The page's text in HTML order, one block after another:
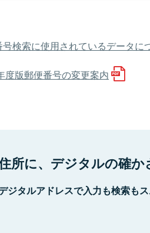
検索に使用されているデータに
度版郵便番号の変更案内
所に、デジタルの確か
ジタルアドレスで入力も検索もス